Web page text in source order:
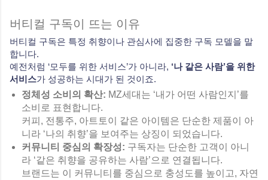
버티컬 구독이 뜨는 이유
버티컬 구독은 특정 취향이나 관심사에 집중한 구독 모델을 말
합니다.
예전처럼 ‘모두를 위한 서비스’가 아니라, ‘나 같은 사람’을 위한
서비스가 성공하는 시대가 된 것이죠.
정체성 소비의 확산: MZ세대는 ‘내가 어떤 사람인지’를
소비로 표현합니다.
커피, 전통주, 아트토이 같은 아이템은 단순한 제품이 아
니라 ‘나의 취향’을 보여주는 상징이 되었습니다.
커뮤니티 중심의 확장성: 구독자는 단순한 고객이 아니
라 ‘같은 취향을 공유하는 사람’으로 연결됩니다.
브랜드는 이 커뮤니티를 중심으로 충성도를 높이고, 자연